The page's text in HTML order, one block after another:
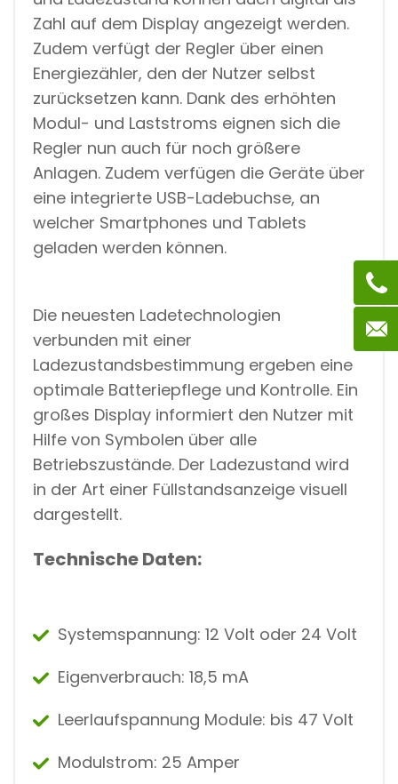
Zahl auf dem Display angezeigt werden.
Zudem verfügt der Regler über einen
Energiezähler, den der Nutzer selbst
zurücksetzen kann. Dank des erhöhten
Modul- und Laststroms eignen sich die
Regler nun auch für noch größere
Anlagen. Zudem verfügen die Geräte über
eine integrierte USB-Ladebuchse, an
welcher Smartphones und Tablets
geladen werden können.
Die neuesten Ladetechnologien
verbunden mit einer
Ladezustandsbestimmung ergeben eine
optimale Batteriepflege und Kontrolle. Ein
großes Display informiert den Nutzer mit
Hilfe von Symbolen über alle
Betriebszustände. Der Ladezustand wird
in der Art einer Füllstandsanzeige visuell
dargestellt.
Technische Daten:
Systemspannung: 12 Volt oder 24 Volt
Eigenverbrauch: 18,5 mA
Leerlaufspannung Module: bis 47 Volt
Modulstrom: 25 Amper